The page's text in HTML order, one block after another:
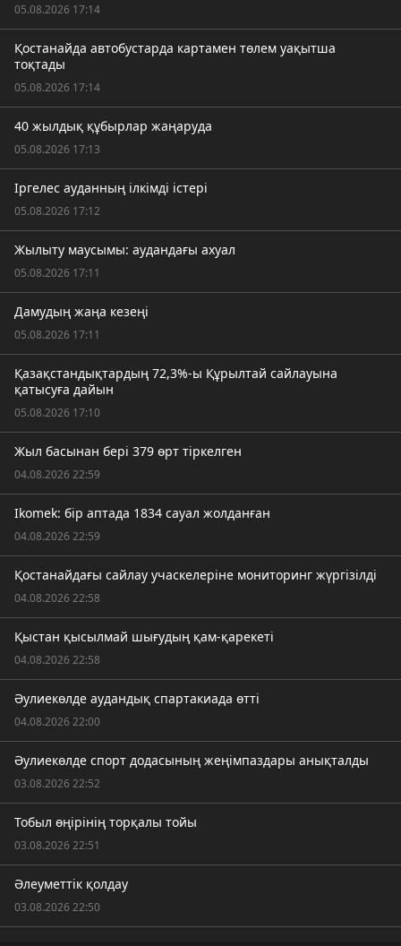
05.08.2026 17:14
Қостанайда автобустарда картамен төлем уақытша
тоқтады
05.08.2026 17:14
40 жылдық құбырлар жаңаруда
05.08.2026 17:13
Іргелес ауданның ілкімді істері
05.08.2026 17:12
Жылыту маусымы: аудандағы ахуал
05.08.2026 17:11
Дамудың жаңа кезеңі
05.08.2026 17:11
Қазақстандықтардың 72,3%-ы Құрылтай сайлауына
қатысуға дайын
05.08.2026 17:10
Жыл басынан бері 379 өрт тіркелген
04.08.2026 22:59
Ikomek: бір аптада 1834 сауал жолданған
04.08.2026 22:59
Қостанайдағы сайлау учаскелеріне мониторинг жүргізілді
04.08.2026 22:58
Қыстан қысылмай шығудың қам-қарекеті
04.08.2026 22:58
Әулиекөлде аудандық спартакиада өтті
04.08.2026 22:00
Әулиекөлде спорт додасының жеңімпаздары анықталды
03.08.2026 22:52
Тобыл өңірінің торқалы тойы
03.08.2026 22:51
Әлеуметтік қолдау
03.08.2026 22:50